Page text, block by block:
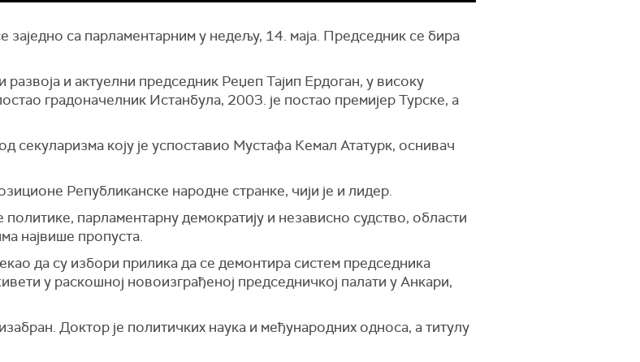
заједно са парламентарним у недељу, 14. маја. Председник се бира
и актуелни председник Реџеп Тајип Ердоган, у високу
градоначелник Истанбула, 2003. је постао премијер Турске, а
секуларизма коју је успоставио Мустафа Кемал Ататурк, оснивач
Републиканске народне странке, чији је и лидер.
парламентарну демократију и независно судство, области
највише пропуста.
да су избори прилика да се демонтира систем председника
у раскошној новоизграђеној председничкој палати у Анкари,
Доктор је политичких наука и међународних односа, а титулу